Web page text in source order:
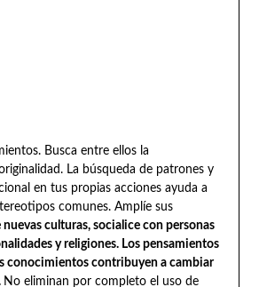
Busca entre ellos la
La búsqueda de patrones y
en tus propias acciones ayuda a
comunes. Amplíe sus
nuevas culturas, socialice con personas
y religiones. Los pensamientos
conocimientos contribuyen a cambiar
No eliminan por completo el uso de